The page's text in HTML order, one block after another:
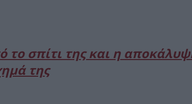
σπίτι της και η
της